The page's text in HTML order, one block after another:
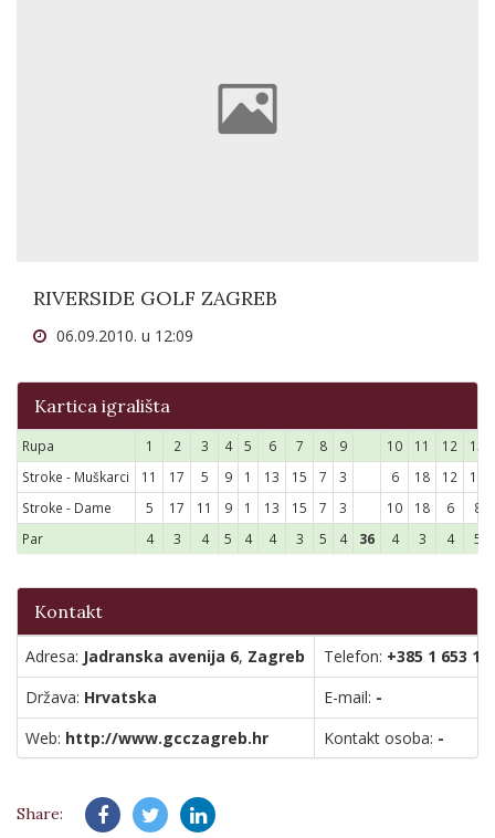
RIVERSIDE GOLF ZAGREB
06.09.2010. u 12:09
Kartica igrališta
Rupa 1 2 3 4 5 6 7 8 9 10 11 12
13
Stroke - Muškarci
11 17 5 9 1 13 15 7 3 6 18 12
14
Stroke - Dame
5 17 11 9 1 13 15 7 3 10 18 6
8
Par
4 3 4 5 4 4 3 5 4 36 4 3 4 5
Kontakt
Adresa: Jadranska avenija 6, Zagreb Telefon: +385 1 653 11
Država: Hrvatska E-mail: -
Web: http://www.gcczagreb.hr Kontakt osoba: -
Share: